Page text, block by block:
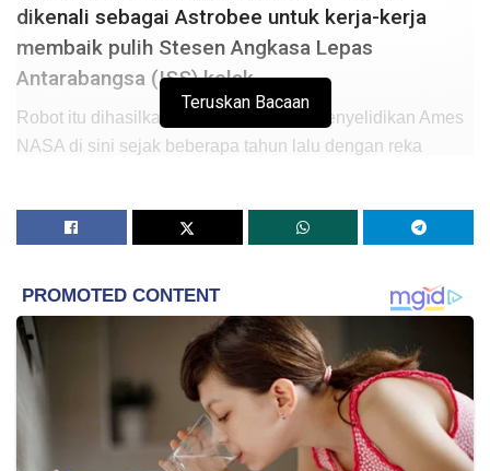
dikenali sebagai Astrobee untuk kerja-kerja
membaik pulih Stesen Angkasa Lepas
Antarabangsa (ISS) kelak.
Robot itu dihasilkan dan diuji di Pusat Penyelidikan Ames
NASA di sini sejak beberapa tahun lalu dengan reka
lightsaber dalam filemStar Wars: A New Hope
Teruskan Bacaan